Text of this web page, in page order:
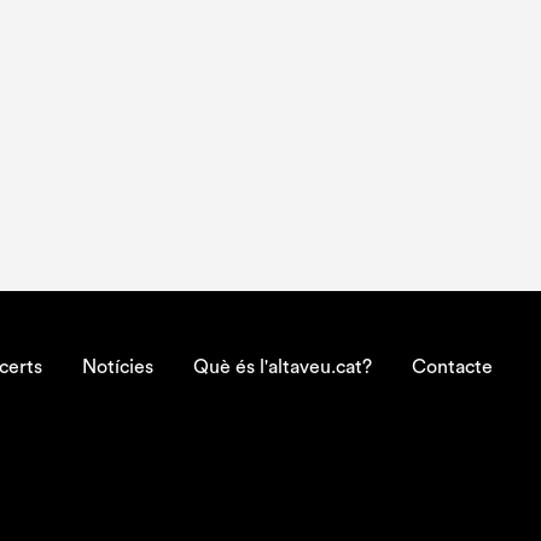
Notícies Què és l'altaveu.cat? Contacte